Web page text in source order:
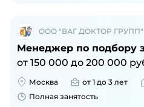
ООО "ВАГ ДОКТОР ГРУПП"
Менеджер по подбору
от 150 000 до 200 000
Москва от 1 до 3 лет
Полная занятость